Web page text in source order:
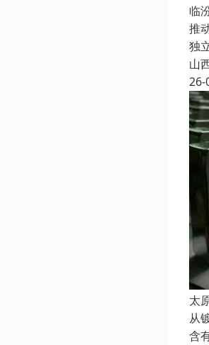
临
推
独
山
26-
太
从
含